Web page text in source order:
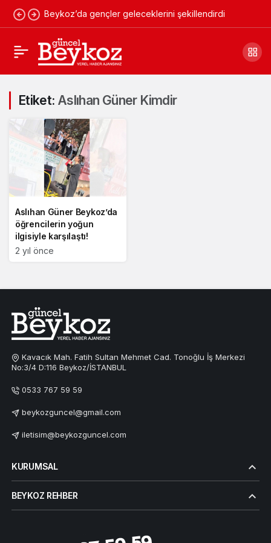
Beykoz’da gençler geleceklerini şekillendirdi
Etiket: Aslıhan Güner Kimdir
Aslıhan Güner Beykoz’da
öğrencilerin yoğun
ilgisiyle karşılaştı!
2 yıl önce
Kavacık Mah. Fatih Sultan Mehmet Cad. Tonoğlu İş Merkezi
No:3/4 D:116 Beykoz/İSTANBUL
0533 767 59 59
beykozguncel@gmail.com
iletisim@beykozguncel.com
KURUMSAL
BEYKOZ REHBER